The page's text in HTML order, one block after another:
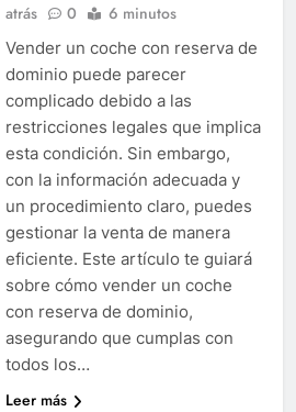
atrás
0 6 minutos
Vender un coche con reserva de
dominio puede parecer
complicado debido a las
restricciones legales que implica
esta condición. Sin embargo,
con la información adecuada y
un procedimiento claro, puedes
gestionar la venta de manera
eficiente. Este artículo te guiará
sobre cómo vender un coche
con reserva de dominio,
asegurando que cumplas con
todos los…
Leer más